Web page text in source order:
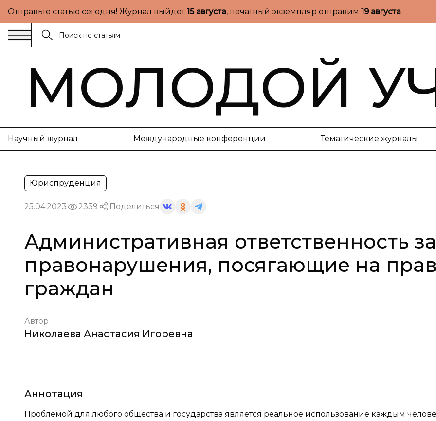
Отправьте статью сегодня! Журнал выйдет15 августа, печатный экземпляр отправим 19 августа
МОЛОДОЙ
Научный журнал Международные конференции Тематические журналы
Юриспруденция
25.04.2023 2339 Поделиться
Административная ответственность за
правонарушения, посягающие на
граждан
Автор
Николаева Анастасия Игоревна
Аннотация
Проблемой для любого общества и государства является реальное использование каждым